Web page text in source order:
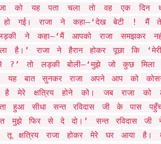
को यह पता चला तो वह एक दिन
हो गई। राजा ने कहा–‘देख बेटी ! मैं
ने कहा–‘मैं आपको राजा समझकर
है।’ राजा ने हैरान होकर पूछा कि
?’ तो लड़की बोली–‘मुझे जो कुछ
यह बात सुनकर राजा अपने आप को
है मेरे क्षत्रिय होने को। जब राजा
हुआ सीधा सन्त रविदास जी के पास
मुझे फिर से दे दो।’ सन्त रविदास जी
तू क्षत्रिय राजा होकर मेरे घर आया